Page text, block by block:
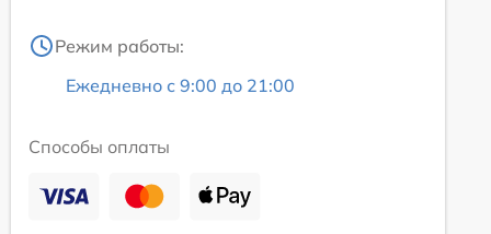
Режим работы:
Ежедневно с 9:00 до 21:00
Способы оплаты